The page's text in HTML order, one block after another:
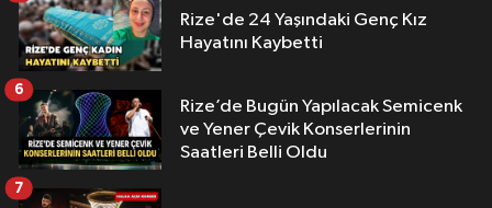
Rize'de 24 Yaşındaki Genç Kız
Hayatını Kaybetti
Rize’de Bugün Yapılacak Semicenk
ve Yener Çevik Konserlerinin
Saatleri Belli Oldu
6
7